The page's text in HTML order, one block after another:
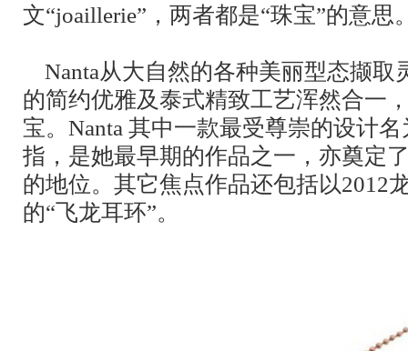
文“joaillerie”，两者都是“珠宝”的意思
Nanta从大自然的各种美丽型态撷取
的简约优雅及泰式精致工艺浑然合一
宝。Nanta 其中一款最受尊崇的设计
指，是她最早期的作品之一，亦奠定
的地位。其它焦点作品还包括以2012
的“飞龙耳环”。